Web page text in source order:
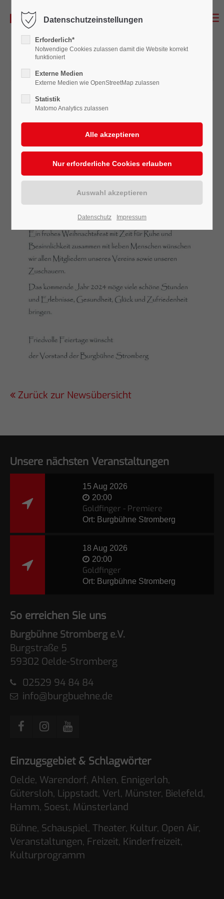
20.12.2023 21:06
Zurück zur Newsübersicht
Unsere nächsten Veranstaltungen
15 Aug 2026
20:00
Goldfinger - Premiere
Ort: Burgbühne Stromberg
18 Aug 2026
20:00
Goldfinger
Ort: Burgbühne Stromberg
So erreichen Sie uns
Burgbühne Stromberg e.V.
Burgstraße 5
59302 Oelde-Stromberg
02529 94 84 84
info@burgbuehne.de
Einzugsgebiet & Schlagwörter
Oelde, Warendorf, Ahlen, Ennigerloh,
Gütersloh, Lippstadt, Verl, Münster, Bielefeld,
Hamm, Soest, Münsterland
Bühne, Schauspiel, Theater, Kultur, Open Air,
Veranstaltungen, Freizeit, Kinderfreizeit,
Kulturprogramm
Datenschutzeinstellungen
Erforderlich*
Notwendige Cookies zulassen damit die Website korrekt
funktioniert
Externe Medien
Externe Medien wie OpenStreetMap zulassen
Statistik
Matomo Analytics zulassen
Datenschutz Impressum